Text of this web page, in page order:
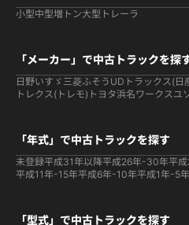
小型中型増トン大型 トレーラ
「メーカー」で中古トラックを探
日野いすゞ 三菱ふそう UDトラックス(日
トレクス(トレモ) トヨタ浜名ワークスユ
「年式」で中古トラックを探す
未登録平成31年以降平成26年-30年平
平成11年-15年平成6年-10年平成1年-5年
「型式」で中古トラックを探す